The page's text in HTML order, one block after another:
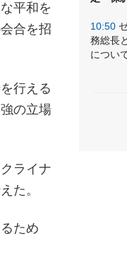
10:50
務総長
につい
平和を
合を招
行える
の立場
ライナ
た。
ため